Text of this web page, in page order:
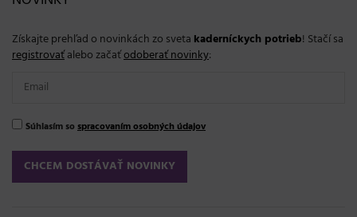
Získajte prehľad o novinkách zo sveta kaderníckych potrieb! Stačí sa
registrovaťalebo začaťodoberať novinky:
Súhlasím so spracovaním osobných údajov